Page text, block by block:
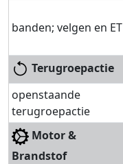
banden; velgen en ET
Terugroepactie
openstaande
terugroepactie
Motor &
Brandstof